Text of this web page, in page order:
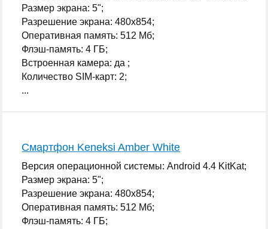
Размер экрана: 5";
Разрешение экрана: 480x854;
Оперативная память: 512 Мб;
Флэш-память: 4 ГБ;
Встроенная камера: да ;
Количество SIM-карт: 2;
...
Смартфон Keneksi Amber White
Версия операционной системы: Android 4.4 KitKat;
Размер экрана: 5";
Разрешение экрана: 480x854;
Оперативная память: 512 Мб;
Флэш-память: 4 ГБ;